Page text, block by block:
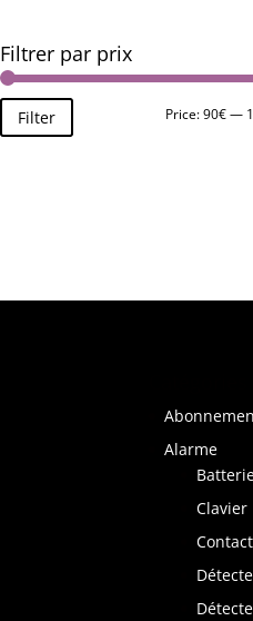
Filtrer par prix
Filter Price:90€—
Alarme
Clavier